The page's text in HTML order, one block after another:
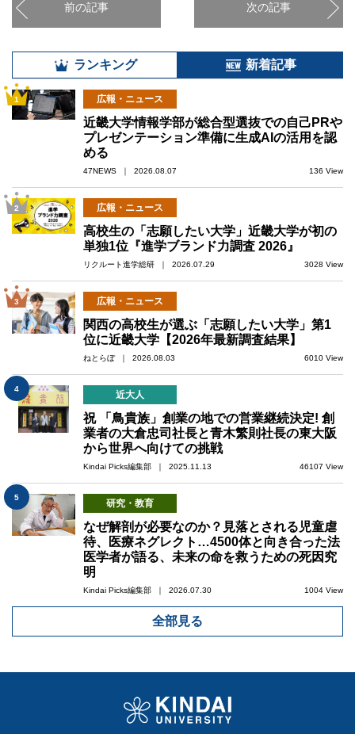
前の記事 次の記事
ランキング 新着記事
1 広報・ニュース
近畿大学情報学部が総合型選抜での自己PRや
プレゼンテーション準備に生成AIの活用を認
める
47NEWS ｜ 2026.08.07 136 View
2 広報・ニュース
高校生の「志願したい大学」近畿大学が初の
単独1位『進学ブランド力調査 2026』
リクルート進学総研 ｜ 2026.07.29 3028 View
3 広報・ニュース
関西の高校生が選ぶ「志願したい大学」第1
位に近畿大学【2026年最新調査結果】
ねとらぼ ｜ 2026.08.03 6010 View
4
近大人
祝 「鳥貴族」創業の地での営業継続決定! 創
業者の大倉忠司社長と青木繁則社長の東大阪
から世界へ向けての挑戦
Kindai Picks編集部 ｜ 2025.11.13 46107 View
5
研究・教育
なぜ解剖が必要なのか？見落とされる児童虐
待、医療ネグレクト…4500体と向き合った法
医学者が語る、未来の命を救うための死因究
明
Kindai Picks編集部 ｜ 2026.07.30 1004 View
全部見る